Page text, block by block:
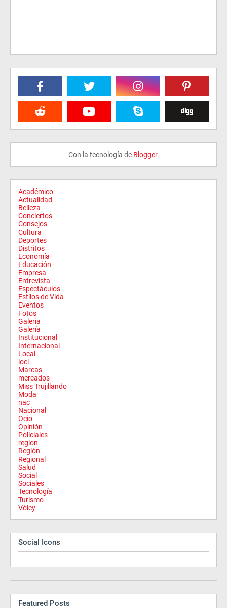
Con la tecnología de Blogger.
Académico
Actualidad
Belleza
Conciertos
Consejos
Cultura
Deportes
Distritos
Economía
Educación
Empresa
Entrevista
Espectáculos
Estilos de Vida
Eventos
Fotos
Galeria
Galería
Institucional
Internacional
Local
locl
Marcas
mercados
Miss Trujillando
Moda
nac
Nacional
Ocio
Opinión
Policiales
region
Región
Regional
Salud
Social
Sociales
Tecnología
Turismo
Vóley
Social Icons
Featured Posts